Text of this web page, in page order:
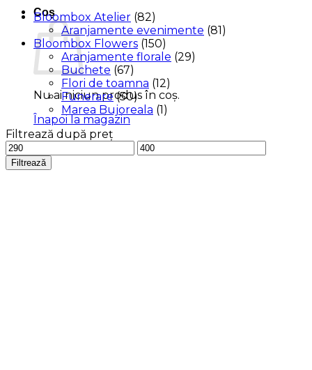
Coș
Nu ai niciun produs în coș.
Înapoi la magazin
Bloombox Atelier (82)
Aranjamente evenimente (81)
Bloombox Flowers (150)
Aranjamente florale (29)
Buchete (67)
Flori de toamna (12)
Funerare (50)
Marea Bujoreala (1)
Filtrează după preț
Preț
minim
Preț
maxim
Filtrează